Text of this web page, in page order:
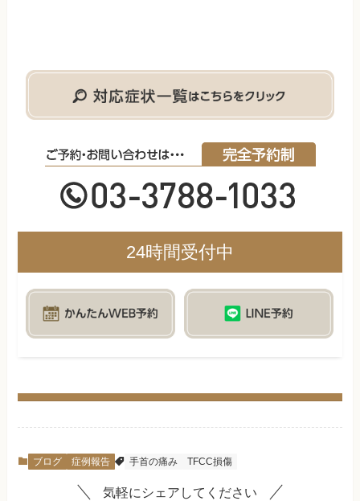
24時間受付中
ブログ 症例報告 手首の痛み TFCC損傷
気軽にシェアしてください